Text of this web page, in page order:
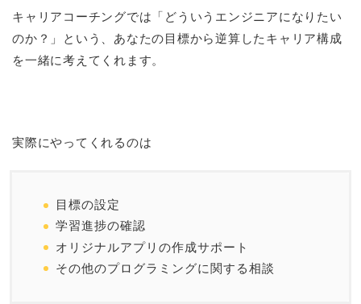
キャリアコーチングでは「どういうエンジニアになりたい
のか？」という、あなたの目標から逆算したキャリア構成
を一緒に考えてくれます。
実際にやってくれるのは
目標の設定
学習進捗の確認
オリジナルアプリの作成サポート
その他のプログラミングに関する相談